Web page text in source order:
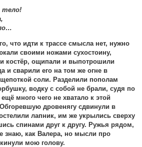
тело!
что идти к трассе смысла нет, нужно
своими ножами сухостоину,
костёр, ощипали и выпотрошили
и сварили его на том же огне в
соли. Разделили пополам
водку с собой не брали, судя по
много чего не хватало к этой
дровенягу сдвинули в
лапник, им же укрылись сверху
спинами друг к другу. Ружья рядом,
знаю, как Валера, но мысли про
мою голову.